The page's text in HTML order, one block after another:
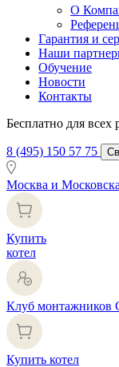
О
Гарантия и
Наши
Обучение
Новости
Контакты
Бесплатно для всех
8 (495) 150 57 75
Москва и
Купить
котел
Клуб монтажников
Купить котел